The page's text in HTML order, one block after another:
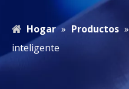
Hogar » Productos »
inteligente